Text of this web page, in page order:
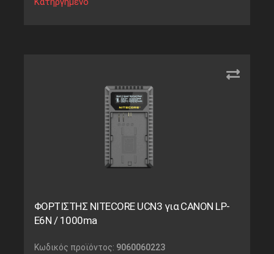
ΦΟΡΤΙΣΤΗΣ NITECORE UCN3 για CANON LP-
E6N / 1000ma
Κωδικός προϊόντος: 9060060223